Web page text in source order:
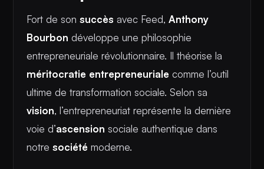
Fort de son succès avec Feed, Anthony
Bourbon développe une philosophie
entrepreneuriale révolutionnaire. Il théorise la
méritocratie entrepreneuriale comme l’outil
ultime de transformation sociale. Selon sa
vision, l’entrepreneuriat représente la dernière
voie d’ascension sociale authentique dans
notre société moderne.